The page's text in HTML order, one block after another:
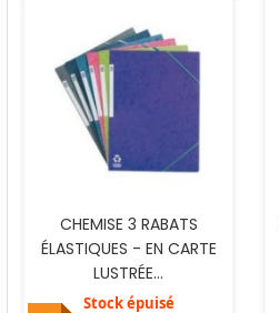
CHEMISE 3 RABATS
ÉLASTIQUES - EN CARTE
LUSTRÉE...
Stock épuisé